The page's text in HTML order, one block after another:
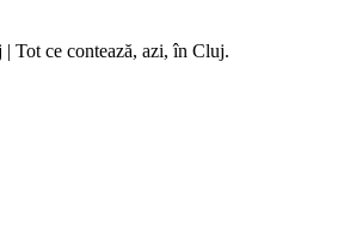
Tot ce contează, azi, în Cluj.